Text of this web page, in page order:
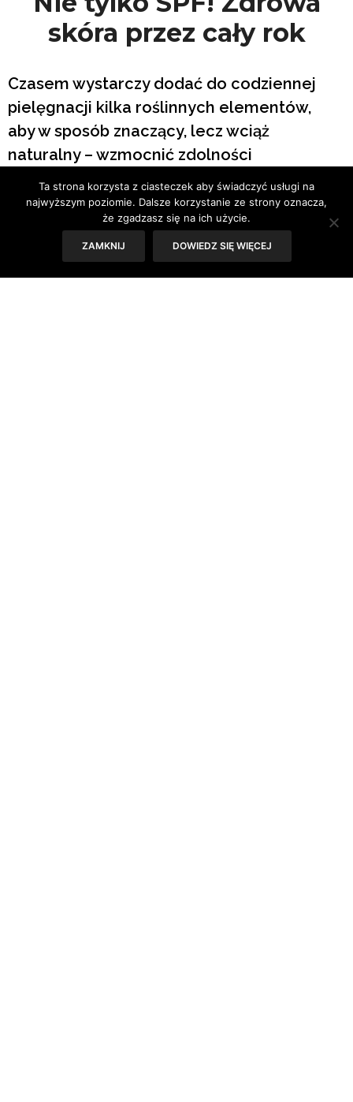
skóra przez cały rok
Czasem wystarczy dodać do codziennej
pielęgnacji kilka roślinnych elementów,
aby w sposób znaczący, lecz wciąż
naturalny – wzmocnić zdolności
samoobrony skóry. Poznaj najciekawsze
naturalne „wspomagacze” pięknej cery!
Zdrowa skóra przez cały rok? Tak, to
Ta strona korzysta z ciasteczek aby świadczyć usługi na
najwyższym poziomie. Dalsze korzystanie ze strony oznacza,
że zgadzasz się na ich użycie.
ZAMKNIJ DOWIEDZ SIĘ WIĘCEJ